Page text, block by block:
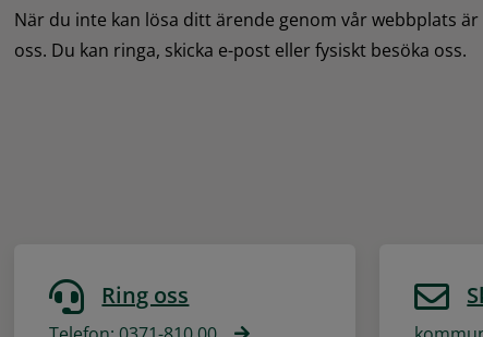
När du inte kan lösa ditt ärende genom vår webbplats
oss. Du kan ringa, skicka e-post eller fysiskt besöka oss.
Ring oss